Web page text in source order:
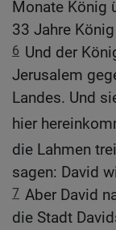
Monate König
33 Jahre
6 Und der
Jerusalem
Landes. Und
hier
die Lahmen
sagen: David
7 Aber David
die Stadt